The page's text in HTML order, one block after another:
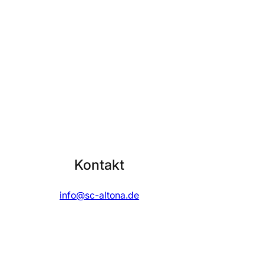
Kontakt
info@sc-altona.de